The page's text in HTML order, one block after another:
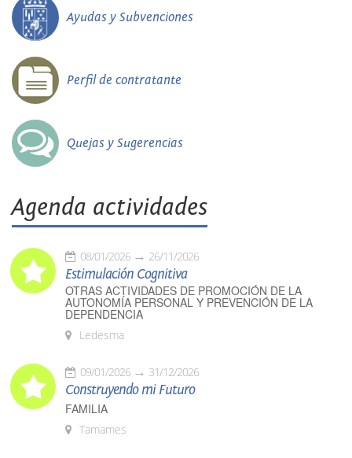
Ayudas y Subvenciones
Perfil de contratante
Quejas y Sugerencias
Agenda actividades
08/01/2026 26/11/2026
Estimulación Cognitiva
OTRAS ACTIVIDADES DE PROMOCIÓN DE LA
AUTONOMÍA PERSONAL Y PREVENCIÓN DE LA
DEPENDENCIA
Ledesma
09/01/2026 31/12/2026
Construyendo mi Futuro
FAMILIA
Tamames